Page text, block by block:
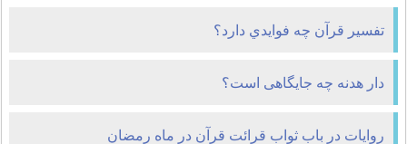
تفسير قرآن چه فوايدي دارد؟
دار هدنه چه جایگاهی است؟
روایات در باب ثواب قرائت قرآن در ماه رمضان